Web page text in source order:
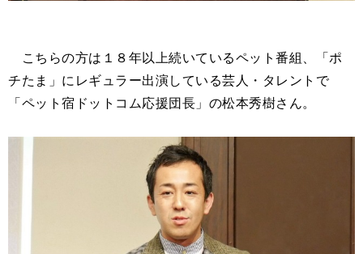
こちらの方は１８年以上続いているペット番組、「ポ
チたま」にレギュラー出演している芸人・タレントで
「ペット宿ドットコム応援団長」の松本秀樹さん。